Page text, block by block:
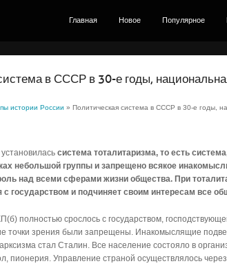
Главная Новое Популярное
в СССР в 30-е годы,
истории России » Политическая система в СССР в 30-е годы,
система тоталитаризма, то есть
небольшой группы и запрещено всякое
над всеми сферами жизни общества. При
с государством и подчиняет своим интересам все
полностью срослось с государством,
точки зрения были запрещены. Инакомыслящие
стал Сталин. Все население состояло в
пионерия. Управление страной осуществлялось